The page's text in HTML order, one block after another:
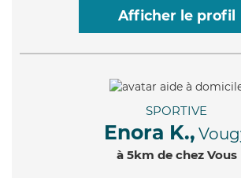
Afficher le profil
SPORTIVE
Enora K.,
à 5km de chez Vous